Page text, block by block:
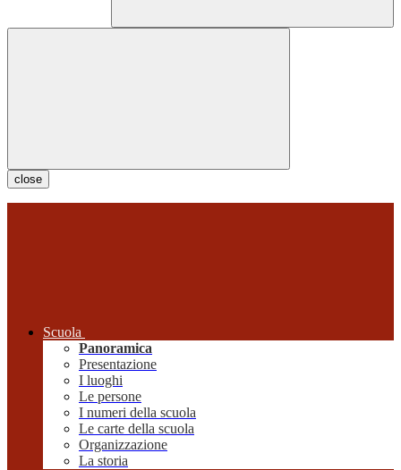
close
Scuola
Panoramica
Presentazione
I luoghi
Le persone
I numeri della scuola
Le carte della scuola
Organizzazione
La storia